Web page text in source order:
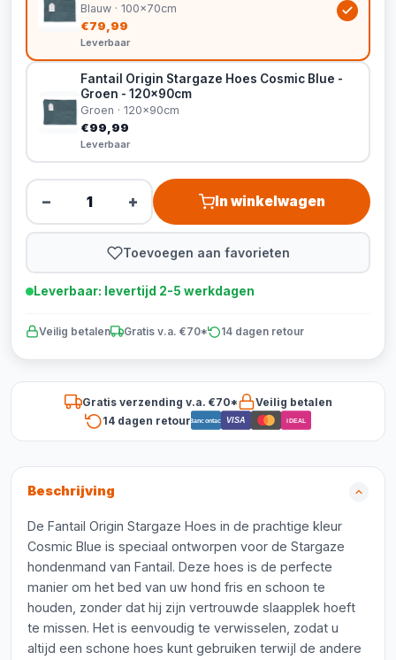
Blauw · 100x70cm
€79,99
Leverbaar
Fantail Origin Stargaze Hoes Cosmic Blue -
Groen - 120x90cm
Groen · 120x90cm
€99,99
Leverbaar
− + In winkelwagen
Toevoegen aan favorieten
Leverbaar: levertijd 2-5 werkdagen
Veilig betalen Gratis v.a. €70* 14 dagen retour
Gratis verzending v.a. €70*
Veilig betalen
14 dagen retourBancontact VISA iDEAL
Beschrijving
De Fantail Origin Stargaze Hoes in de prachtige kleur
Cosmic Blue is speciaal ontworpen voor de Stargaze
hondenmand van Fantail. Deze hoes is de perfecte
manier om het bed van uw hond fris en schoon te
houden, zonder dat hij zijn vertrouwde slaapplek hoeft
te missen. Het is eenvoudig te verwisselen, zodat u
altijd een schone hoes kunt gebruiken terwijl de andere